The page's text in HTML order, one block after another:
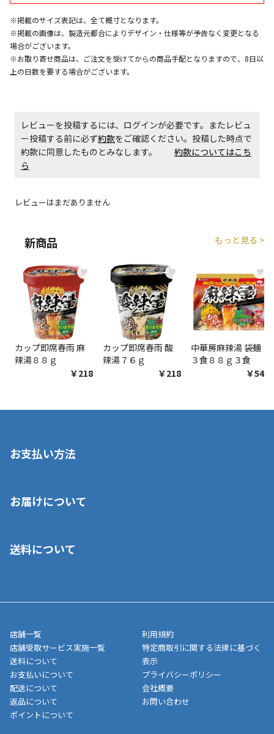
設置工事代金も含まれた商品です
お見積商品です。金額・施工日はお打ち合わせの上、
決定となります。
お見積商品です。金額・施工日はお打ち合わせの上、
決定となります。
生する場合がございます。
※掲載のサイズ表記は、全て概寸となります。
※掲載の画像は、製造元都合によりデザイン・仕様等が予告なく変更となる
場合がございます。
※お取り寄せ商品は、ご注文を受けてからの商品手配となりますので、8日以
上の日数を要する場合がございます。
レビューを投稿するには、ログインが必要です。またレビュ
ー投稿する前に必ず約款をご確認ください。投稿した時点で
約款に同意したものとみなします。 約款についてはこち
ら
レビューはまだありません
新商品 もっと見る >
♥
カップ即席春雨 麻
辣湯８８ｇ
￥218
♥
カップ即席春雨 酸
辣湯７６ｇ
￥218
♥
中華房麻辣湯 袋麺
３食８８ｇ３食
￥548
お支払い方法
いいただくことはできません。ご了承ください。
■代金引換(代引)※手数料がかかります
■商品によっては一部決済方法が使用できない場合がございま
す。
お届けについて
ご注文が確認出来次第、1～4営業日に発送いたします。「お取り
業日にてお引渡しとなります。(離島などの場合、例外もあります)
メーカー直送品など一部商品については、その他商品との購入に
制限がかかる場合がございます。また発送日についても、通常と
異なる場合がございます。対象商品の説明ページをご確認くださ
い。
■店舗受取をご選択いただいた場合
ご注文が確認出来次第、お受取される店舗在庫を使用してご準備
をさせていただきます。店舗に在庫がない場合は店舗よりお取り
送料について
店舗一覧
店舗受取サービス実施一覧
送料について
お支払いについて
配送について
返品について
ポイントについて
利用規約
特定商取引に関する法律に基づく
表示
プライバシーポリシー
会社概要
お問い合わせ